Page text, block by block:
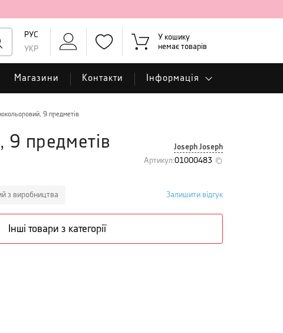
РУС
УКР
У кошику
немає товарів
Магазини Контакти Інформація
9 предметів
9 предметів
Joseph Joseph
Артикул:01000483
з виробництва Залишити відгук
Інші товари з категорії